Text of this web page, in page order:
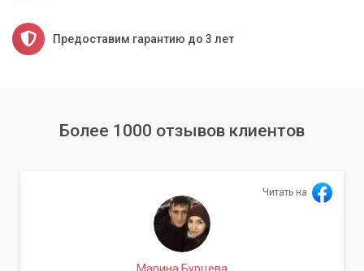
Предоставим гарантию до 3 лет
Более 1000 отзывов клиентов
Читать на
Марина Бурцева